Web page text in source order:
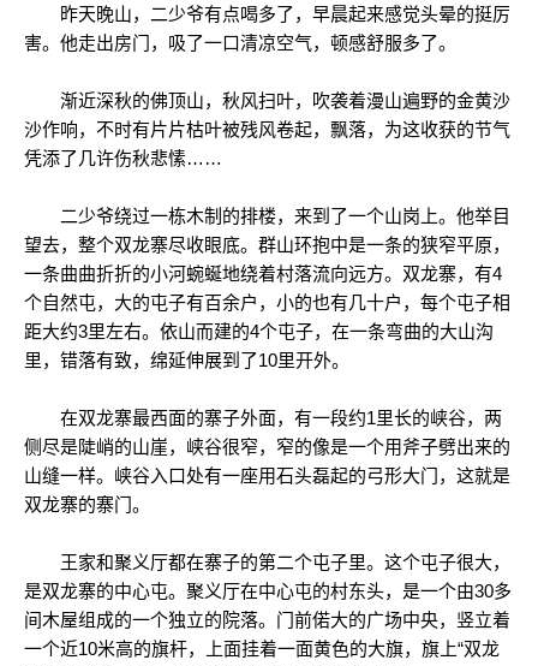
昨天晚山，二少爷有点喝多了，早晨起来感觉头晕的挺厉
害。他走出房门，吸了一口清凉空气，顿感舒服多了。
渐近深秋的佛顶山，秋风扫叶，吹袭着漫山遍野的金黄沙
沙作响，不时有片片枯叶被残风卷起，飘落，为这收获的节气
凭添了几许伤秋悲愫……
二少爷绕过一栋木制的排楼，来到了一个山岗上。他举目
望去，整个双龙寨尽收眼底。群山环抱中是一条的狭窄平原，
一条曲曲折折的小河蜿蜒地绕着村落流向远方。双龙寨，有4
个自然屯，大的屯子有百余户，小的也有几十户，每个屯子相
距大约3里左右。依山而建的4个屯子，在一条弯曲的大山沟
里，错落有致，绵延伸展到了10里开外。
在双龙寨最西面的寨子外面，有一段约1里长的峡谷，两
侧尽是陡峭的山崖，峡谷很窄，窄的像是一个用斧子劈出来的
山缝一样。峡谷入口处有一座用石头磊起的弓形大门，这就是
双龙寨的寨门。
王家和聚义厅都在寨子的第二个屯子里。这个屯子很大，
是双龙寨的中心屯。聚义厅在中心屯的村东头，是一个由30多
间木屋组成的一个独立的院落。门前偌大的广场中央，竖立着
一个近10米高的旗杆，上面挂着一面黄色的大旗，旗上“双龙